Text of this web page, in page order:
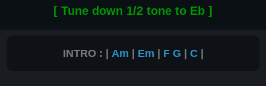
[ Tune down 1/2 tone to Eb ]
INTRO : | Am | Em | F G | C |